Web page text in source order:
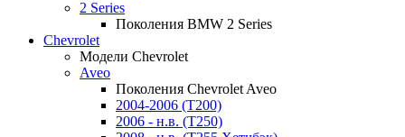
2 Series
Поколения BMW 2 Series
Chevrolet
Модели Chevrolet
Aveo
Поколения Chevrolet Aveo
2004-2006 (T200)
2006 - н.в. (T250)